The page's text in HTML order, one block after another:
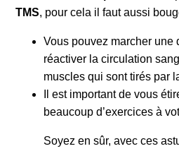
TMS, pour cela il faut aussi
Vous pouvez marcher une
réactiver la circulation
muscles qui sont tirés par
Il est important de vous
beaucoup d’exercices à
Soyez en sûr, avec ces